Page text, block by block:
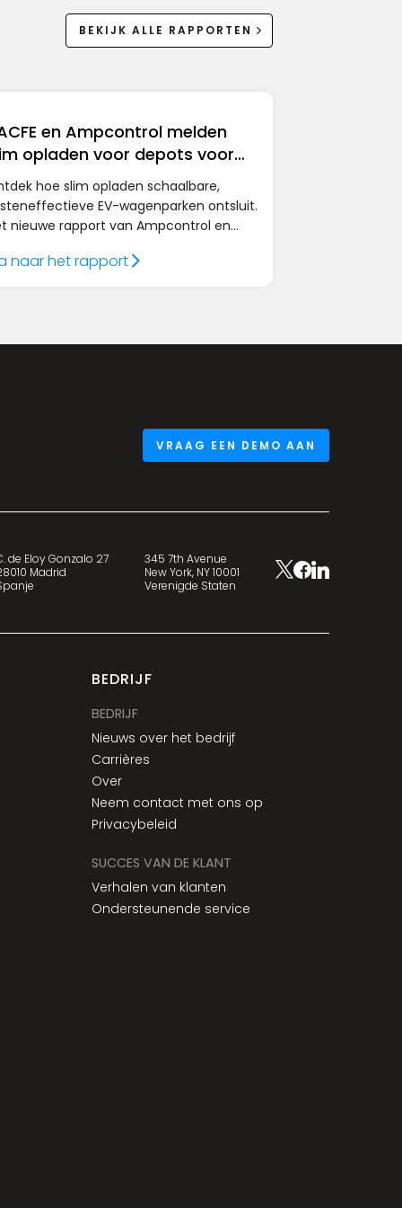
BEKIJK ALLE RAPPORTEN
en Ampcontrol melden
opladen voor depots voor
vrachtwagens
hoe slim opladen schaalbare,
EV-wagenparken ontsluit.
nieuwe rapport van Ampcontrol en
energie te beheren en de
naar het rapport
VRAAG EEN DEMO AAN
de Eloy Gonzalo 27
Madrid
345 7th Avenue
New York, NY 10001
Verenigde Staten
BEDRIJF
BEDRIJF
Nieuws over het bedrijf
Carrières
Over
Neem contact met ons op
Privacybeleid
SUCCES VAN DE KLANT
Verhalen van klanten
Ondersteunende service